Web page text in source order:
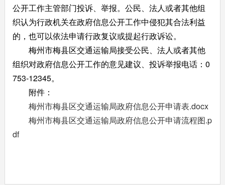
公开工作主管部门投诉、举报。公民、法人或者其他组
织认为行政机关在政府信息公开工作中侵犯其合法利益
的，也可以依法申请行政复议或提起行政诉讼。
梅州市梅县区交通运输局接受公民、法人或者其他
组织对政府信息公开工作的意见建议、投诉举报电话：0
753-12345。
附件：
梅州市梅县区交通运输局政府信息公开申请表.docx
梅州市梅县区交通运输局政府信息公开申请流程图.p
df